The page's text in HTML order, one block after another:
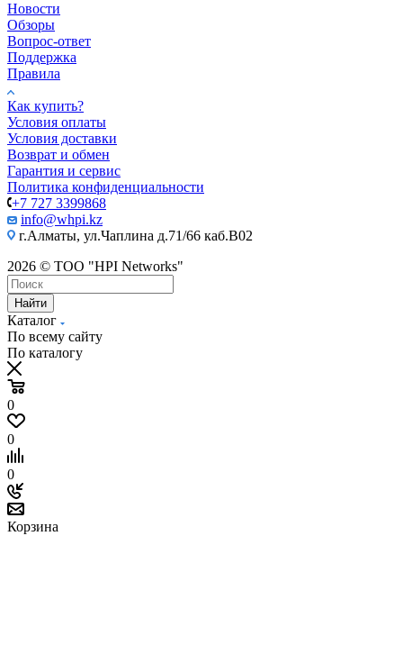
Новости
Обзоры
Вопрос-ответ
Поддержка
Правила
Как купить?
Условия оплаты
Условия доставки
Возврат и обмен
Гарантия и сервис
Политика конфиденциальности
+7 727 3399868
info@whpi.kz
г.Алматы, ул.Чаплина д.71/66 каб.B02
2026 © ТОО "HPI Networks"
Найти
Каталог
По всему сайту
По каталогу
0
0
0
Корзина